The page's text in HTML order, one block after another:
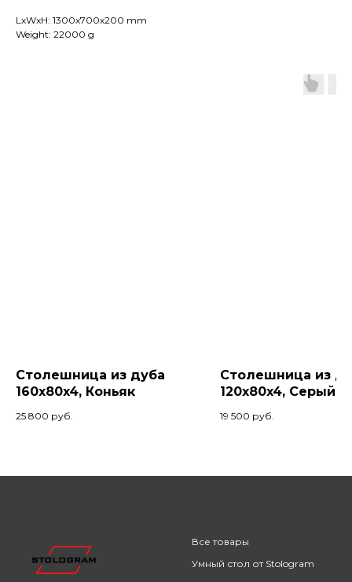
LxWxH: 1300x700x200 mm
Weight: 22000 g
Столешница из дуба
160x80x4, Коньяк
25 800 руб.
Столешница из
120x80x4, Серый
19 500 руб.
Все товары
Умный стол от Stologram